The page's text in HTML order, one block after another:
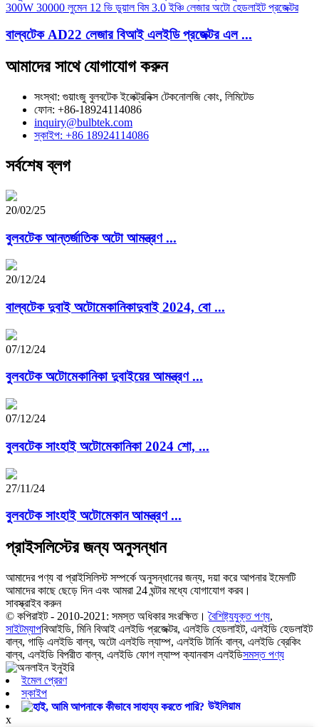
বাল্বটেক AD22 লেজার বিআই এলইডি প্রজেক্টর এল ...
আমাদের সাথে যোগাযোগ করুন
সংস্থা: গুয়াংজু বুলবটেক ইলেক্ট্রনিক্স টেকনোলজি কোং, লিমিটেড
ফোন: +86-18924114086
inquiry@bulbtek.com
স্কাইপ: +86 18924114086
সর্বশেষ ব্লগ
20/02/25
বুলবটেক আন্তর্জাতিক অটো আমন্ত্রণ ...
20/12/24
বাল্বটেক দুবাই অটোমেকানিকাদুবাই 2024, বো ...
07/12/24
বুলবটেক অটোমেকানিকা দুবাইয়ের আমন্ত্রণ ...
07/12/24
বুলবটেক সাংহাই অটোমেকানিকা 2024 শো, ...
27/11/24
বুলবটেক সাংহাই অটোমেকান আমন্ত্রণ ...
প্রাইসলিস্টের জন্য অনুসন্ধান
আমাদের পণ্য বা প্রাইসিলিস্ট সম্পর্কে অনুসন্ধানের জন্য, দয়া করে আপনার ইমেলটি
আমাদের কাছে ছেড়ে দিন এবং আমরা 24 ঘন্টার মধ্যে যোগাযোগ করব।
সাবস্ক্রাইব করুন
© কপিরাইট - 2010-2021: সমস্ত অধিকার সংরক্ষিত। বৈশিষ্ট্যযুক্ত পণ্য,
সাইটম্যাপবিআইডি, মিনি বিআই এলইডি প্রজেক্টর, এলইডি হেডলাইট, এলইডি হেডলাইট
বাল্ব, গাড়ি এলইডি বাল্ব, অটো এলইডি ল্যাম্প, এলইডি টার্নিং বাল্ব, এলইডি ব্রেকিং
বাল্ব, এলইডি বিপরীত বাল্ব, এলইডি ফোগ ল্যাম্প ক্যানবাস এলইডিসমস্ত পণ্য
ইমেল প্রেরণ
স্কাইপ
উইলিয়াম
x